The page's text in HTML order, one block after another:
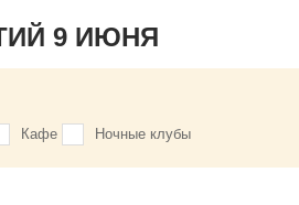
9 ИЮНЯ
Кафе Ночные клубы